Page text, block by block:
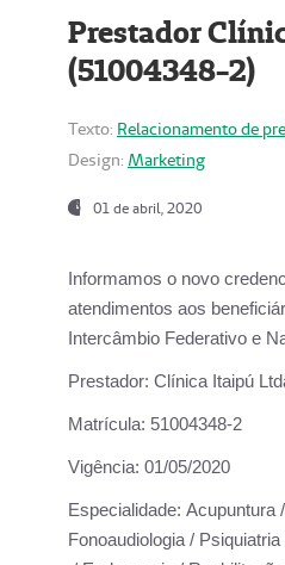
Prestador
(51004348-2)
Texto: Relacionamento de
Design: Marketing
01 de abril, 2020
Informamos o novo
atendimentos aos
Intercâmbio Federativo e
Prestador: Clínica Itaipú
Matrícula: 51004348-2
Vigência: 01/05/2020
Especialidade: Acupuntura
Fonoaudiologia /